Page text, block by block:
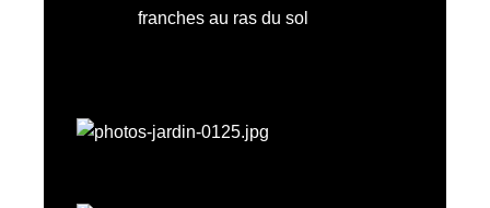
franches au ras du sol